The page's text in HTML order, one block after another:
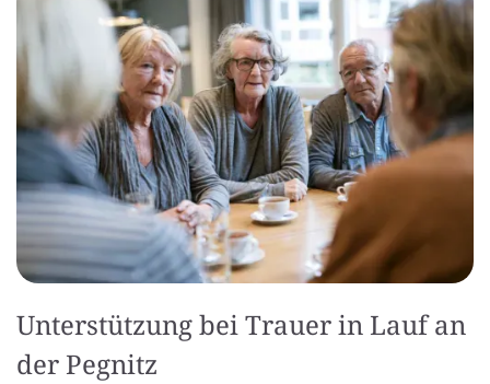
Unterstützung bei Trauer in Lauf an
der Pegnitz